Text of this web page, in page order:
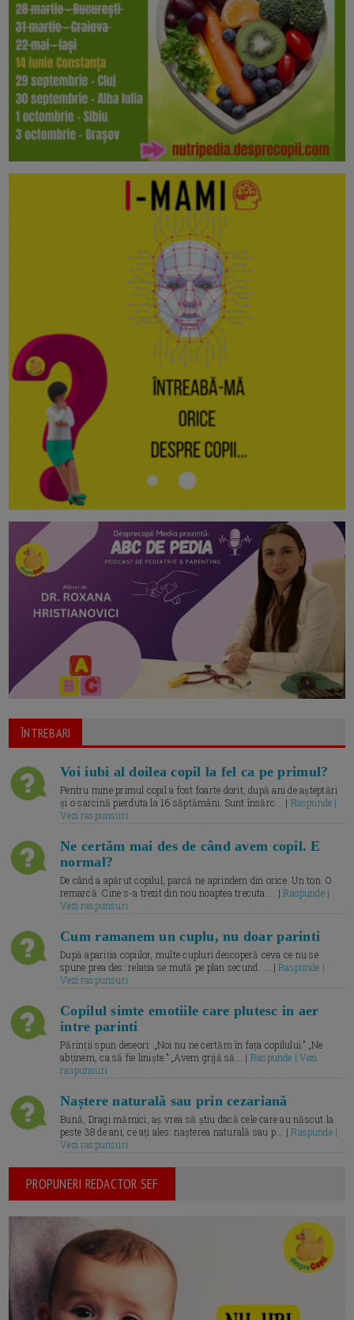
ÎNTREBARI
Voi iubi al doilea copil la fel ca pe primul?
Pentru mine primul copil a fost foarte dorit, după ani de așteptări
și o sarcină pierduta la 16 săptămâni. Sunt însărc... | Raspunde |
Vezi raspunsuri
Ne certăm mai des de când avem copil. E
normal?
De când a apărut copilul, parcă ne aprindem din orice. Un ton. O
remarcă. Cine s-a trezit din nou noaptea trecuta.... |Raspunde |
Vezi raspunsuri
Cum ramanem un cuplu, nu doar parinti
După apariția copiilor, multe cupluri descoperă ceva ce nu se
spune prea des: relația se mută pe plan secund. ... |Raspunde |
Vezi raspunsuri
Copilul simte emotiile care plutesc in aer
intre parinti
Părinții spun deseori: „Noi nu ne certăm în fața copilului.” „Ne
abținem, ca să fie liniște.” „Avem grijă să... | Raspunde | Vezi
raspunsuri
Naștere naturală sau prin cezariană
Bună, Dragi mămici, aș vrea să știu dacă cele care au născut la
peste 38 de ani, ce ați ales: nașterea naturală sau p... |Raspunde |
Vezi raspunsuri
PROPUNERI REDACTOR SEF